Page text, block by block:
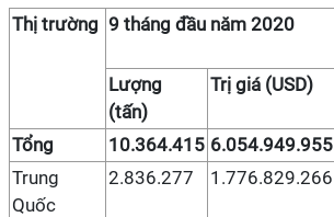
Thị trường 9 tháng đầu năm 2020
Lượng
(tấn)
Trị giá (USD)
Tổng 10.364.415 6.054.949.955
Trung
Quốc
2.836.277 1.776.829.266